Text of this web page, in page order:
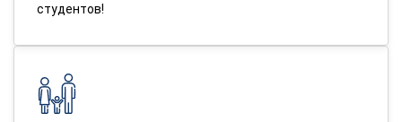
студентов!